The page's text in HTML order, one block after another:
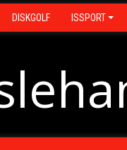
DISKGOLF ISSPORT